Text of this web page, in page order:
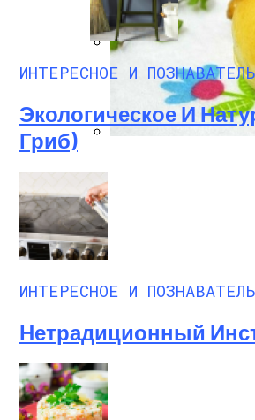
Стильный Маникюр
ИНТЕРЕСНОЕ И
Экологическое И
Гриб)
ИНТЕРЕСНОЕ И
Нетрадиционный